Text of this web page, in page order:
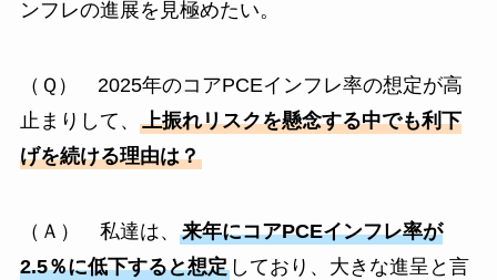
ンフレの進展を見極めたい。
（Ｑ） 2025年のコアPCEインフレ率の想定が高
止まりして、 上振れリスクを懸念する中でも利下
げを続ける理由は？
（Ａ） 私達は、 来年にコアPCEインフレ率が
2.5％に低下すると想定しており、大きな進呈と言